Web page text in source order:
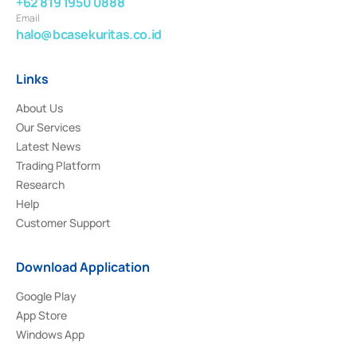
Email
halo@bcasekuritas.co.id
Links
About Us
Our Services
Latest News
Trading Platform
Research
Help
Customer Support
Download Application
Google Play
App Store
Windows App